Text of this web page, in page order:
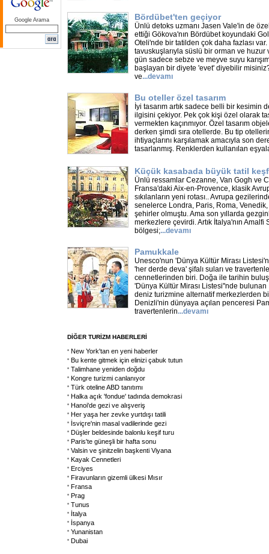
Google Arama Bördübet'ten geçiyor
Ünlü detoks uzmanı Jasen Vale'in de
ettiği Gökova'nın Bördübet koyundaki
Oteli'nde bir tatilden çok daha fazlası
tavuskuşlarıyla süslü bir orman ve huzur
gün sadece sebze ve meyve suyu
başlayan bir diyete 'evet' diyebilir
ve...devamı
Bu oteller özel tasarım
İyi tasarım artık sadece belli bir kesimin
ilgisini çekiyor. Pek çok kişi özel olarak
vermekten kaçınmıyor. Özel tasarım
derken şimdi sıra otellerde. Bu tip
ihtiyaçlarını karşılamak amacıyla son
tasarlanmış. Renklerden kullanılan
Küçük kasabada büyük tatil
Ünlü ressamlar Cezanne, Van Gogh ve
Fransa'daki Aix-en-Provence, klasik
sıkılanların yeni rotası.. Avrupa
senelerce Londra, Paris, Roma,
şehirler olmuştu. Ama son yıllarda
merkezlere çevirdi. Artık İtalya'nın Amalfi
bölgesi;...devamı
Pamukkale
Unesco'nun 'Dünya Kültür Mirası
'her derde deva' şifalı suları ve
cennetlerinden biri. Doğa ile tarihin
'Dünya Kültür Mirası Listesi''nde
deniz turizmine alternatif merkezlerden
Denizli'nin dünyaya açılan penceresi
travertenlerin...devamı
DİĞER TURİZM HABERLERİ
New York'tan en yeni haberler
Bu kente gitmek için elinizi çabuk tutun
Talimhane yeniden doğdu
Kongre turizmi canlanıyor
Türk oteline ABD tanıtımı
Halka açık 'fondue' tadında demokrasi
Hanoi'de gezi ve alışveriş
Her yaşa her zevke yurtdışı tatili
İsviçre'nin masal vadilerinde gezi
Düşler beldesinde balonlu keşif turu
Paris'te güneşli bir hafta sonu
Valsin ve şinitzelin başkenti Viyana
Kayak Cennetleri
Erciyes
Firavunların gizemli ülkesi Mısır
Fransa
Prag
Tunus
İtalya
İspanya
Yunanistan
Dubai